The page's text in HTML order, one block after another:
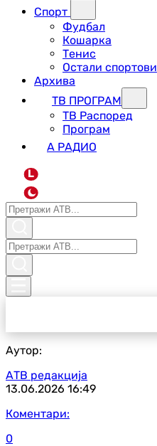
Спорт
Фудбал
Кошарка
Тенис
Остали спортови
Архива
ТВ ПРОГРАМ
ТВ Распоред
Програм
А РАДИО
L
Аутор:
АТВ редакција
13.06.2026 16:49
Коментари:
0